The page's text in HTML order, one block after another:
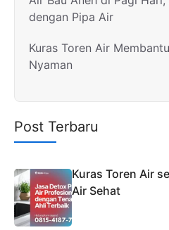
dengan Pipa Air
Kuras Toren Air
Nyaman
Post Terbaru
Kuras Toren Air
Air Sehat